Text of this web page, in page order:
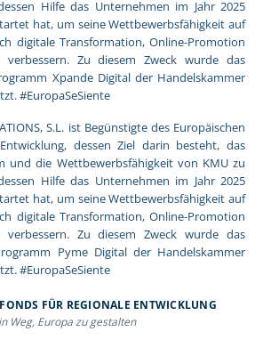
Hilfe das Unternehmen im Jahr 2025
hat, um seine Wettbewerbsfähigkeit auf
digitale Transformation, Online-Promotion
verbessern. Zu diesem Zweck wurde das
Xpande Digital der Handelskammer
#EuropaSeSiente
S.L. ist Begünstigte des Europäischen
dessen Ziel darin besteht, das
und die Wettbewerbsfähigkeit von KMU zu
Hilfe das Unternehmen im Jahr 2025
hat, um seine Wettbewerbsfähigkeit auf
digitale Transformation, Online-Promotion
verbessern. Zu diesem Zweck wurde das
Pyme Digital der Handelskammer
#EuropaSeSiente
FÜR REGIONALE ENTWICKLUNG
Weg, Europa zu gestalten